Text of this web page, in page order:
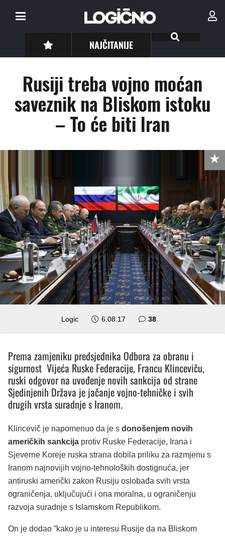
NAJČITANIJE
Rusiji treba vojno moćan
saveznik na Bliskom istoku
– To će biti Iran
Logic 6.08.17 38komentara
Prema zamjeniku predsjednika Odbora za obranu i
sigurnost Vijeća Ruske Federacije, Francu Klinceviču,
ruski odgovor na uvođenje novih sankcija od strane
Sjedinjenih Država je jačanje vojno-tehničke i svih
drugih vrsta suradnje s Iranom.
Klincevič je napomenuo da je s donošenjem novih
američkih sankcija protiv Ruske Federacije, Irana i
Sjeverne Koreje ruska strana dobila priliku za razmjenu s
Iranom najnovijih vojno-tehnoloških dostignuća, jer
antiruski američki zakon Rusiju oslobađa svih vrsta
ograničenja, uključujući i ona moralna, u ograničenju
razvoja suradnje s Islamskom Republikom.
On je dodao ”kako je u interesu Rusije da na Bliskom